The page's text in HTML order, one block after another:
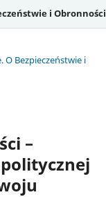
i Obronności
O Bezpieczeństwie i
–